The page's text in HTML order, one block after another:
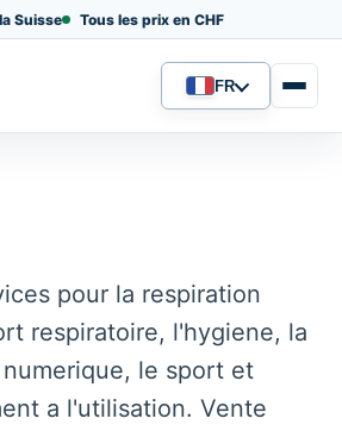
Suisse Tous les prix en CHF
Langue
FR
pour la respiration
respiratoire, l'hygiene, la
le sport et
a l'utilisation. Vente